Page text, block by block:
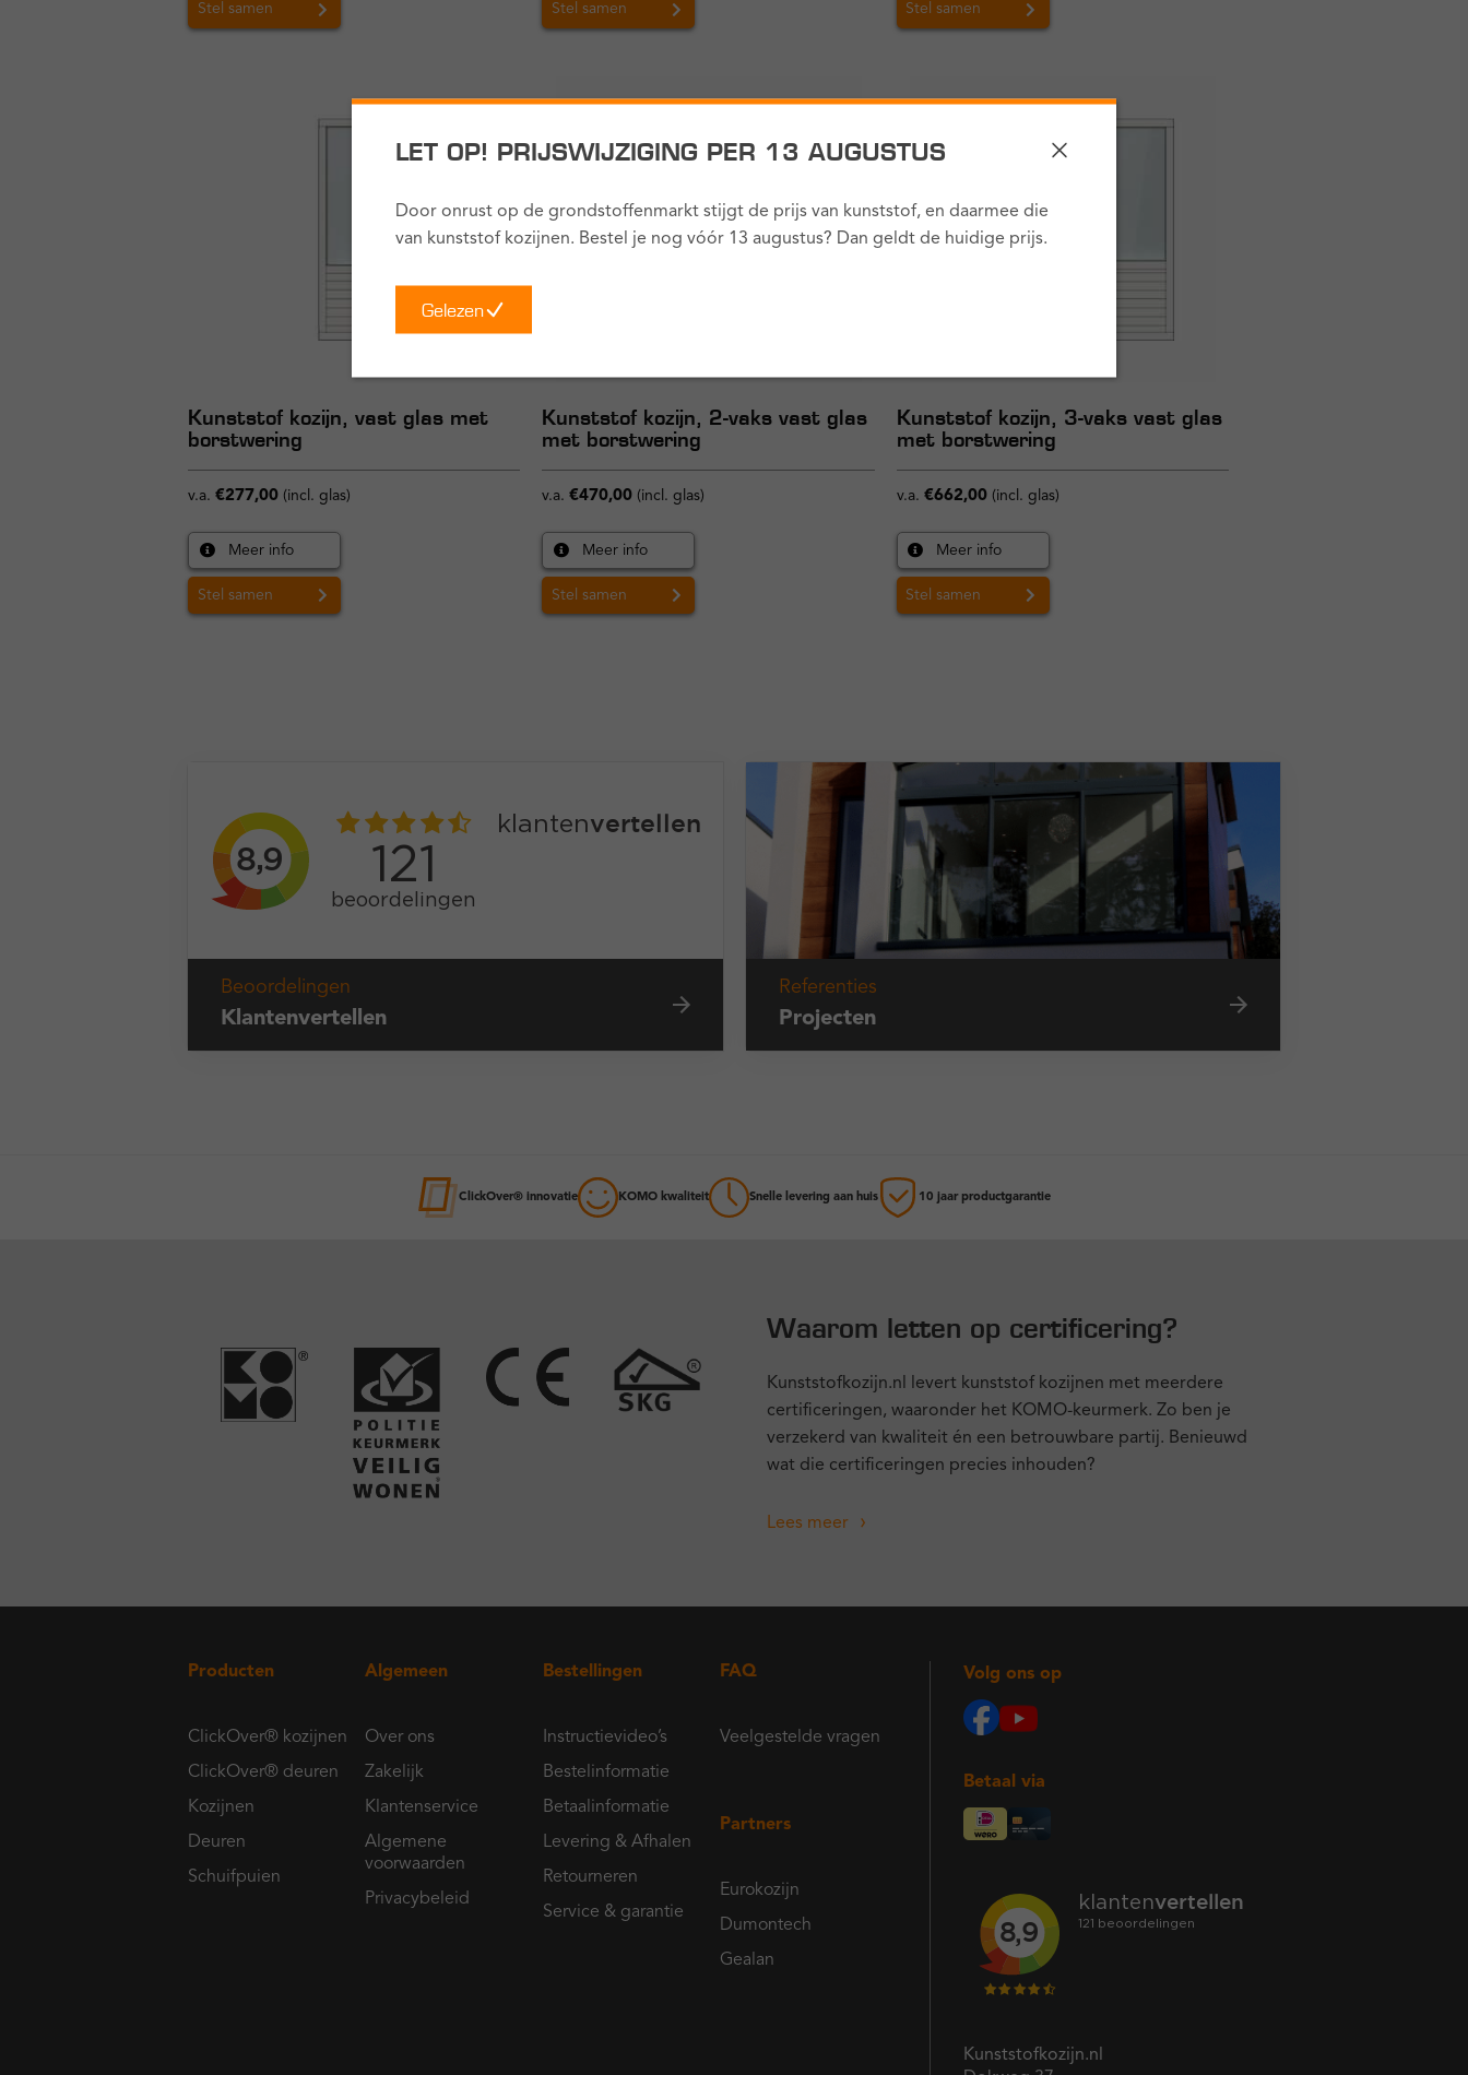
Stel samen Stel samen Stel samen
Kunststof kozijn, vast glas met
borstwering
v.a. €277,00 (incl. glas)
Meer info
Stel samen
Kunststof kozijn, 2-vaks vast glas
met borstwering
v.a.€470,00 (incl. glas)
Meer info
Stel samen
Kunststof kozijn, 3-vaks vast glas
met borstwering
v.a. €662,00(incl. glas)
Meer info
Stel samen
Beoordelingen
Klantenvertellen
Referenties
Projecten
ClickOver® innovatie KOMO kwaliteit Snelle levering aan huis 10 jaar productgarantie
Waarom letten op certificering?
Kunststofkozijn.nl levert kunststof kozijnen met meerdere
certificeringen, waaronder het KOMO-keurmerk. Zo ben je
verzekerd van kwaliteit én een betrouwbare partij. Benieuwd
wat die certificeringen precies inhouden?
Lees meer
Producten
ClickOver® kozijnen
ClickOver® deuren
Kozijnen
Deuren
Schuifpuien
Algemeen
Over ons
Zakelijk
Klantenservice
Algemene
voorwaarden
Privacybeleid
Bestellingen
Instructievideo’s
Bestelinformatie
Betaalinformatie
Levering & Afhalen
Retourneren
Service & garantie
FAQ
Veelgestelde vragen
Partners
Eurokozijn
Dumontech
Gealan
Volg ons op
Betaal via
Kunststofkozijn.nl
LET OP! PRIJSWIJZIGING PER 13 AUGUSTUS
Door onrust op de grondstoffenmarkt stijgt de prijs van kunststof, en daarmee die
van kunststof kozijnen. Bestel je nog vóór 13 augustus? Dan geldt de huidige prijs.
Gelezen